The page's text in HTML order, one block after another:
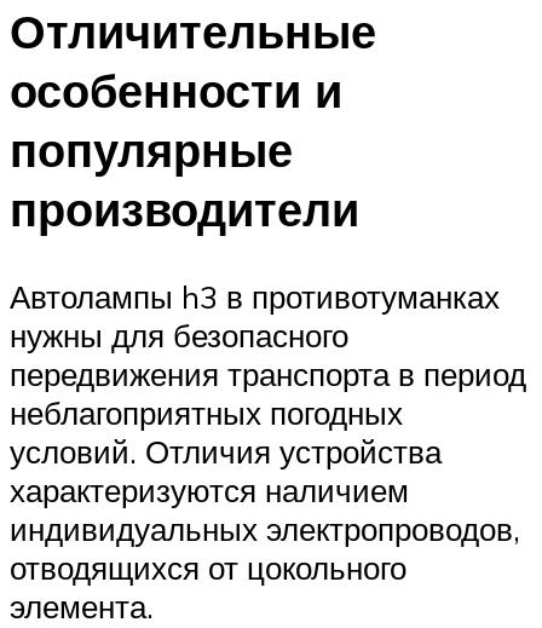
Отличительные
особенности и
популярные
производители
Автолампы h3 в противотуманках
нужны для безопасного
передвижения транспорта в период
неблагоприятных погодных
условий. Отличия устройства
характеризуются наличием
индивидуальных электропроводов,
отводящихся от цокольного
элемента.